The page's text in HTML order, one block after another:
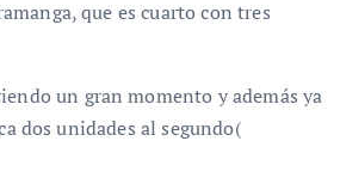
que es cuarto con tres
un gran momento y además ya
dos unidades al segundo(